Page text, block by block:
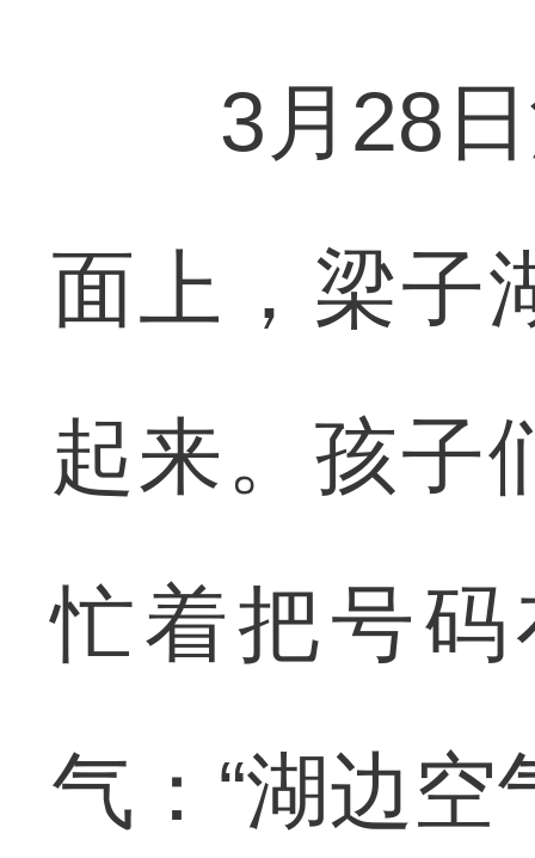
3月28日
面上，梁子
起来。孩子
忙着把号
气：“湖边空